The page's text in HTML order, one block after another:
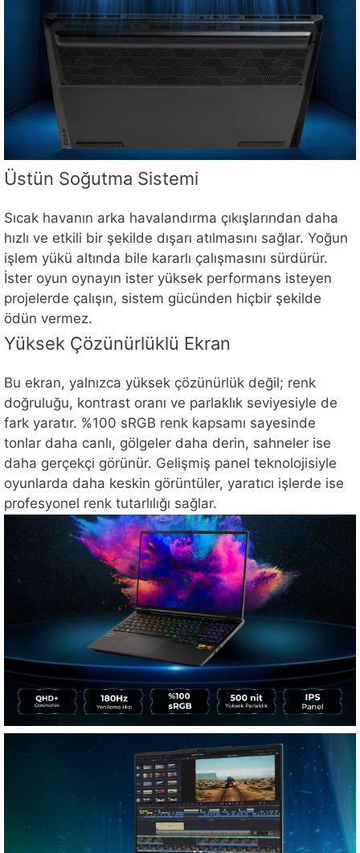
Üstün Soğutma Sistemi
Sıcak havanın arka havalandırma çıkışlarından daha
hızlı ve etkili bir şekilde dışarı atılmasını sağlar. Yoğun
işlem yükü altında bile kararlı çalışmasını sürdürür.
İster oyun oynayın ister yüksek performans isteyen
projelerde çalışın, sistem gücünden hiçbir şekilde
ödün vermez.
Yüksek Çözünürlüklü Ekran
Bu ekran, yalnızca yüksek çözünürlük değil; renk
doğruluğu, kontrast oranı ve parlaklık seviyesiyle de
fark yaratır. %100 sRGB renk kapsamı sayesinde
tonlar daha canlı, gölgeler daha derin, sahneler ise
daha gerçekçi görünür. Gelişmiş panel teknolojisiyle
oyunlarda daha keskin görüntüler, yaratıcı işlerde ise
profesyonel renk tutarlılığı sağlar.